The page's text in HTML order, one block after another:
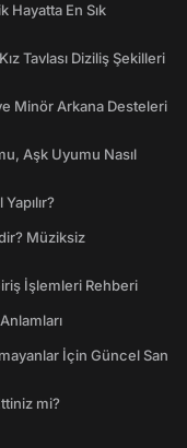
Hayatta En Sık
Tavlası Diziliş Şekilleri
Minör Arkana Desteleri
Aşk Uyumu Nasıl
Müziksiz
İşlemleri Rehberi
İçin Güncel San
mi?